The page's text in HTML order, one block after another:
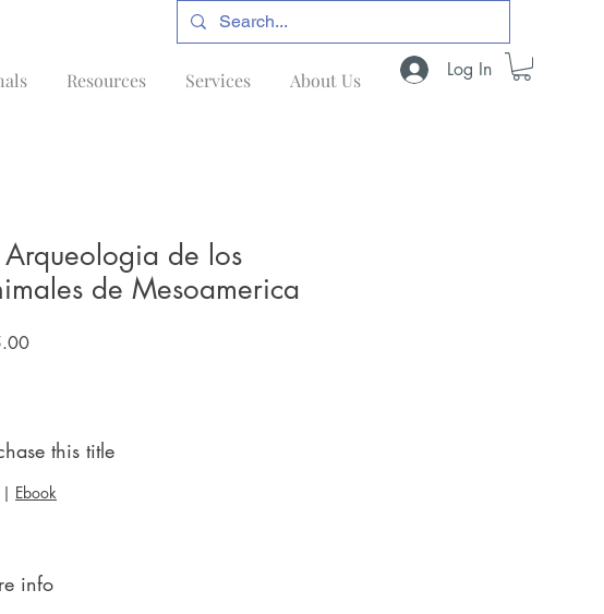
Resources Services About Us Log In
Arqueologia de los
de Mesoamerica
Price
this title
Ebook
info